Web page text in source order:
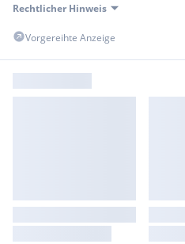
Rechtlicher Hinweis
Vorgereihte Anzeige